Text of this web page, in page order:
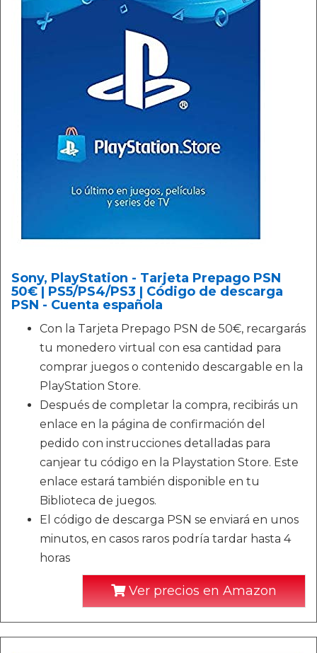
Sony, PlayStation - Tarjeta Prepago PSN
50€ | PS5/PS4/PS3 | Código de descarga
PSN - Cuenta española
Con la Tarjeta Prepago PSN de 50€, recargarás
tu monedero virtual con esa cantidad para
comprar juegos o contenido descargable en la
PlayStation Store.
Después de completar la compra, recibirás un
enlace en la página de confirmación del
pedido con instrucciones detalladas para
canjear tu código en la Playstation Store. Este
enlace estará también disponible en tu
Biblioteca de juegos.
El código de descarga PSN se enviará en unos
minutos, en casos raros podría tardar hasta 4
horas
Ver precios en Amazon